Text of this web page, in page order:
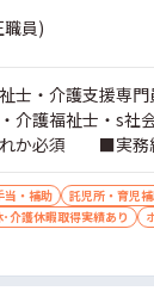
員)
士・介護支援専門
介護福祉士・s社
れか必須 ■実
ル：PC基本操
（AT限定可）：
当・補助 託児所・育児
介護休暇取得実績あり